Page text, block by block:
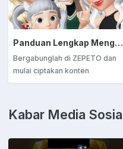
sebagai wadah bagi para
penggunanya untuk
menuangkan kreativitas dalam
dunia fashion digital.
Panduan Lengkap Mengembangkan Konten di ZEPETO untuk Pemula
Bergabunglah di ZEPETO dan
mulai ciptakan konten
kreatifmu! Kustomisasi avatar,
virtual, dan bagikan foto &
video menarik.
Kabar Media